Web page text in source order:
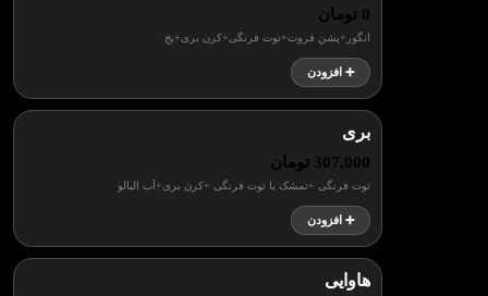
0 تومان
انگور+پشن فروت+توت فرنگی+کرن بری+یخ
➕ افزودن
بری
307,000 تومان
توت فرنگی +تمشک یا توت فرنگی +کرن بری+آب البالو
➕ افزودن
هاوایی